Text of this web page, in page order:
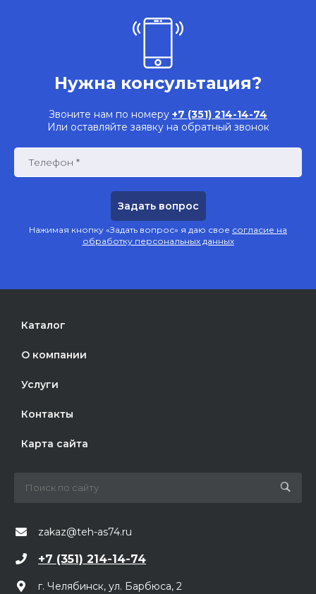
Нужна консультация?
Звоните нам по номеру +7 (351) 214-14-74
Или оставляйте заявку на обратный звонок
Телефон *
Нажимая кнопку «Задать вопрос» я даю свое согласие на
обработку персональных данных
Каталог
О компании
Услуги
Контакты
Карта сайта
zakaz@teh-as74.ru
+7 (351) 214-14-74
г. Челябинск, ул. Барбюса, 2